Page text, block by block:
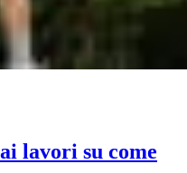
lavori su come